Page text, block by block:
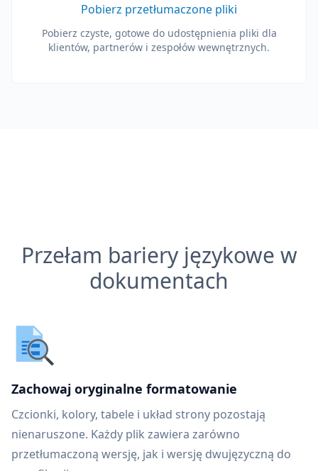
Pobierz przetłumaczone pliki
Pobierz czyste, gotowe do udostępnienia pliki dla
klientów, partnerów i zespołów wewnętrznych.
Przełam bariery językowe w
dokumentach
Zachowaj oryginalne formatowanie
Czcionki, kolory, tabele i układ strony pozostają
nienaruszone. Każdy plik zawiera zarówno
przetłumaczoną wersję, jak i wersję dwujęzyczną do